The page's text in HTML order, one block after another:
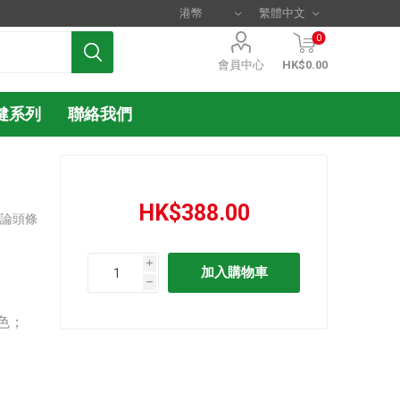
會員中心
0
HK$0.00
系列 聯絡我們
頭條
；
HK$388.00
i
h